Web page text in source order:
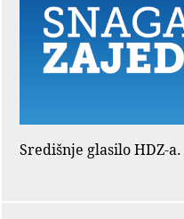
Središnje glasilo HDZ-a.